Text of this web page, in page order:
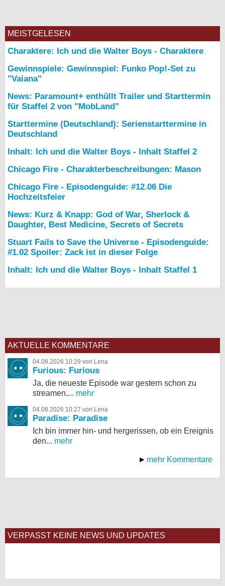
MEISTGELESEN
Charaktere: Ich und die Walter Boys - Charaktere
Gewinnspiele: Gewinnspiel: Funko Pop!-Set zu
"Vaiana"
News: Paramount+ enthüllt Trailer und Starttermin
für Staffel 2 von "MobLand"
Starttermine (Deutschland): Serienstarttermine in
Deutschland
Inhalt: Ich und die Walter Boys - Inhalt Staffel 2
Chicago Fire - Charakterbeschreibungen: Mason
Chicago Fire - Episodenguide: #12.06 Die
Hochzeitsfeier
News: Kurz & Knapp: God of War, Sherlock &
Daughter, Best Medicine, Secrets of Secrets
Stuart Fails to Save the Universe - Episodenguide:
#1.02 Spoiler: Zack ist in dieser Folge
Inhalt: Ich und die Walter Boys - Inhalt Staffel 1
AKTUELLE KOMMENTARE
04.08.2026 10:29 von Lena
Furious: Furious
Ja, die neueste Episode war gestern schon zu
streamen,... mehr
04.08.2026 10:27 von Lena
Paradise: Paradise
Ich bin immer hin- und hergerissen, ob ein Ereignis
den... mehr
mehr Kommentare
VERPASST KEINE NEWS UND UPDATES